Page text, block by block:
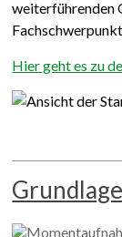
weiterführenden
Hier geht es zu